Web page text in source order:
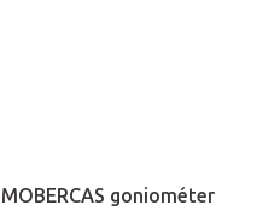
MOBERCAS goniométer